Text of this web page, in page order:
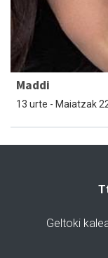
Maddi
13 urte - Maiatzak
Geltoki